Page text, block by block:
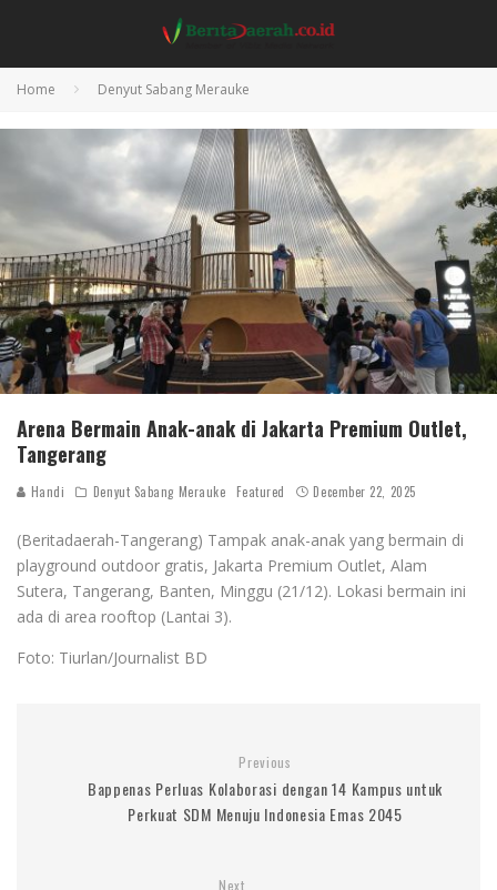
Home Denyut Sabang Merauke
Arena Bermain Anak-anak di Jakarta Premium Outlet,
Tangerang
Handi Denyut Sabang Merauke Featured December 22, 2025
(Beritadaerah-Tangerang) Tampak anak-anak yang bermain di
playground outdoor gratis, Jakarta Premium Outlet, Alam
Sutera, Tangerang, Banten, Minggu (21/12). Lokasi bermain ini
ada di area rooftop (Lantai 3).
Foto: Tiurlan/Journalist BD
Previous
Bappenas Perluas Kolaborasi dengan 14 Kampus untuk
Perkuat SDM Menuju Indonesia Emas 2045
Next